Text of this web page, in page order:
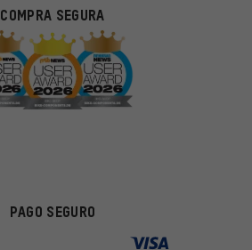
COMPRA SEGURA
PAGO SEGURO